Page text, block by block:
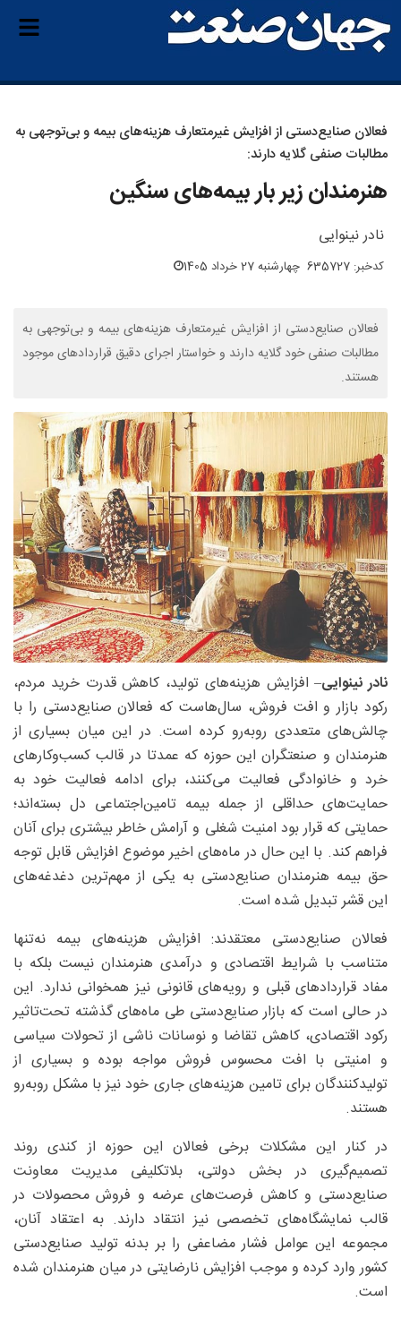
فعالان صنایع‌دستی از افزایش غیرمتعارف هزینه‌های بیمه و بی‌توجهی به
مطالبات صنفی گلایه دارند:
هنرمندان زیر بار بیمه‌های سنگین
نادر نینوایی
کدخبر: 635727 چهارشنبه 27 خرداد 1405
فعالان صنایع‌دستی از افزایش غیرمتعارف هزینه‌های بیمه و بی‌توجهی به
مطالبات صنفی خود گلایه دارند و خواستار اجرای دقیق قراردادهای موجود
هستند.
نادر نینوایی– افزایش هزینه‌های تولید، کاهش قدرت خرید مردم،
رکود بازار و افت فروش، سال‌هاست که فعالان صنایع‌دستی را با
چالش‌های متعددی روبه‌رو کرده است. در این میان بسیاری از
هنرمندان و صنعتگران این حوزه که عمدتا در قالب کسب‌وکارهای
خرد و خانوادگی فعالیت می‌کنند، برای ادامه فعالیت خود به
حمایت‌های حداقلی از جمله بیمه تامین‌اجتماعی دل بسته‌اند؛
حمایتی که قرار بود امنیت شغلی و آرامش خاطر بیشتری برای آنان
فراهم کند. با این حال در ماه‌های اخیر موضوع افزایش قابل توجه
حق بیمه هنرمندان صنایع‌دستی به یکی از مهم‌ترین دغدغه‌های
این قشر تبدیل شده است.
فعالان صنایع‌دستی معتقدند: افزایش هزینه‌های بیمه نه‌تنها
متناسب با شرایط اقتصادی و درآمدی هنرمندان نیست بلکه با
مفاد قراردادهای قبلی و رویه‌های قانونی نیز همخوانی ندارد. این
در حالی است که بازار صنایع‌دستی طی ماه‌های گذشته تحت‌تاثیر
رکود اقتصادی، کاهش تقاضا و نوسانات ناشی از تحولات سیاسی
و امنیتی با افت محسوس فروش مواجه بوده و بسیاری از
تولیدکنندگان برای تامین هزینه‌های جاری خود نیز با مشکل روبه‌رو
هستند.
در کنار این مشکلات برخی فعالان این حوزه از کندی روند
تصمیم‌گیری در بخش دولتی، بلاتکلیفی مدیریت معاونت
صنایع‌دستی و کاهش فرصت‌های عرضه و فروش محصولات در
قالب نمایشگاه‌های تخصصی نیز انتقاد دارند. به اعتقاد آنان،
مجموعه این عوامل فشار مضاعفی را بر بدنه تولید صنایع‌دستی
کشور وارد کرده و موجب افزایش نارضایتی در میان هنرمندان شده
است.